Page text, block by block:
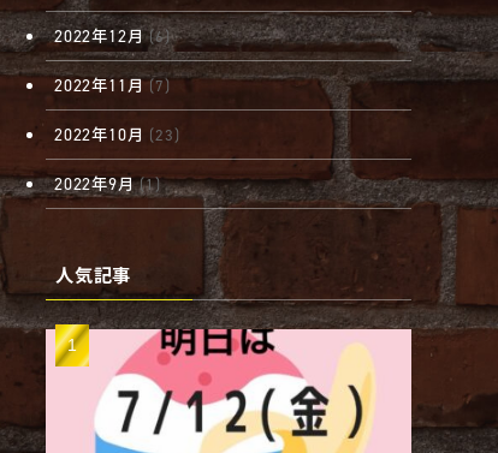
2022年12月(6)
2022年11月(7)
2022年10月 (23)
2022年9月(1)
人気記事